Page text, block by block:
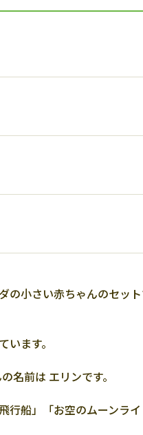
小さい赤ちゃんのセット
ます。
名前は エリンです。
船」「お空のムーンラ